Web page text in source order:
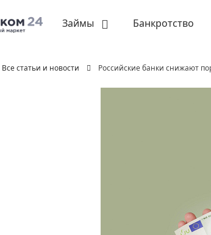
Займы Банкротство
Все статьи и новости Российские банки снижают